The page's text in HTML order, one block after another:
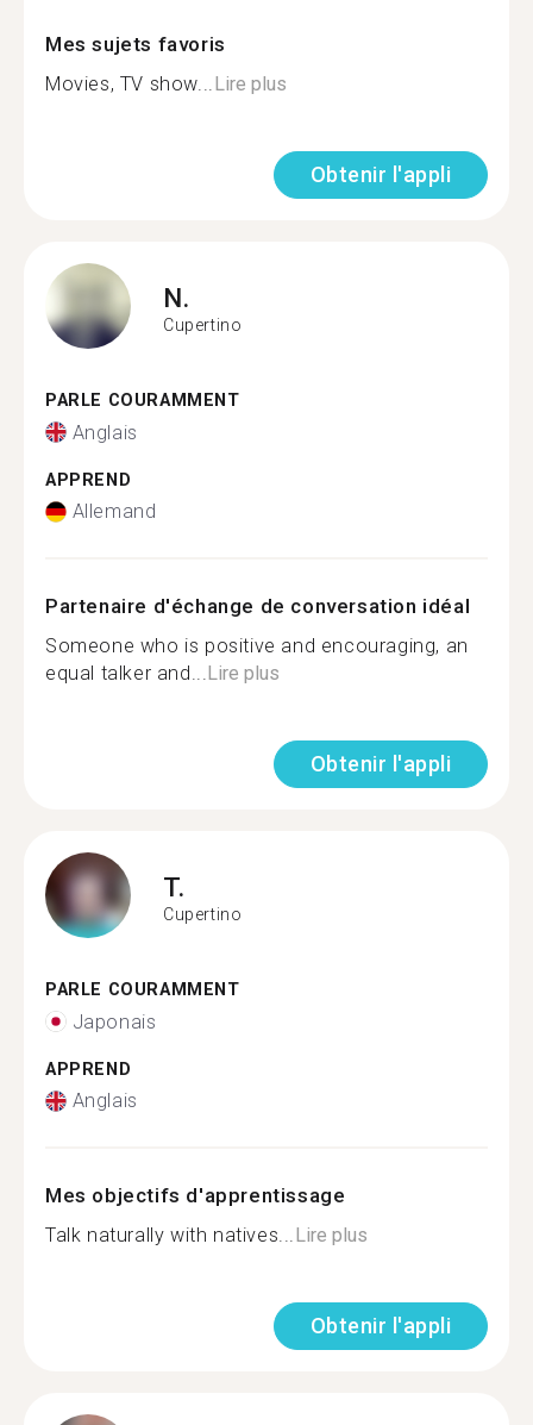
Mes sujets favoris
Movies, TV show...Lire plus
Obtenir l'appli
N.
Cupertino
PARLE COURAMMENT
Anglais
APPREND
Allemand
Partenaire d'échange de conversation idéal
Someone who is positive and encouraging, an
equal talker and...Lire plus
Obtenir l'appli
T.
Cupertino
PARLE COURAMMENT
Japonais
APPREND
Anglais
Mes objectifs d'apprentissage
Talk naturally with natives...Lire plus
Obtenir l'appli